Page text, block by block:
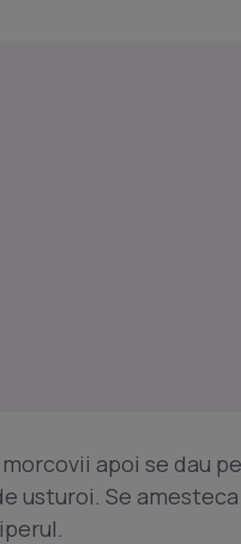
apoi se dau
usturoi. Se